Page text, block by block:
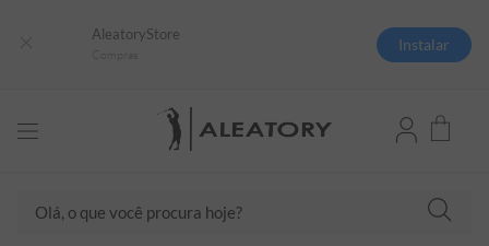
AleatoryStore
Instalar